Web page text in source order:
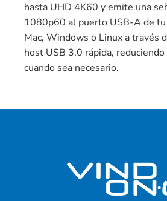
hasta UHD 4K60 y emite una
1080p60 al puerto USB-A de
Mac, Windows o Linux a través
host USB 3.0 rápida,
cuando sea necesario.